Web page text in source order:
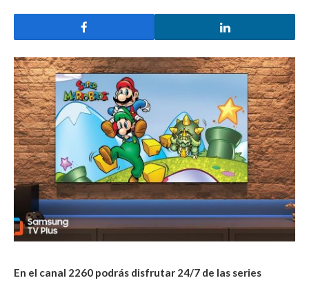
En el canal 2260 podrás disfrutar 24/7 de las series